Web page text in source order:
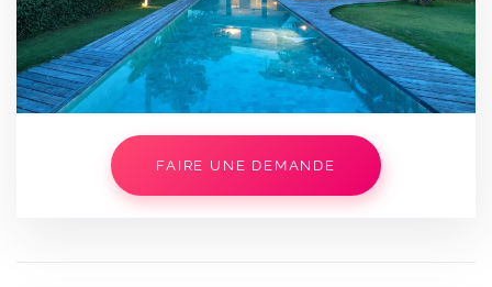
FAIRE UNE DEMANDE